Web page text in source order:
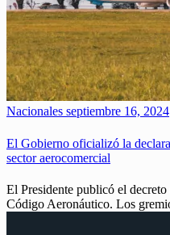
Nacionales septiembre 16, 2024
El Gobierno oficializó la
sector aerocomercial
El Presidente publicó el
Código Aeronáutico. Los